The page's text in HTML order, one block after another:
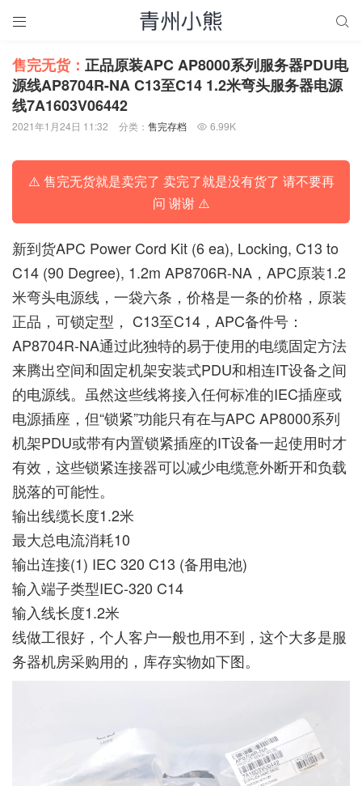
 
售完无货： 正品原装APC AP8000系列服务器PDU电
源线AP8704R-NA C13至C14 1.2米弯头服务器电源
线7A1603V06442
2021年1月24日 11:32 分类： 售完存档  6.99K
⚠️ 售完无货就是卖完了 卖完了就是没有货了 请不要再
问 谢谢 ⚠️
新到货APC Power Cord Kit (6 ea), Locking, C13 to
C14 (90 Degree), 1.2m AP8706R-NA，APC原装1.2
米弯头电源线，一袋六条，价格是一条的价格，原装
正品，可锁定型， C13至C14，APC备件号：
AP8704R-NA通过此独特的易于使用的电缆固定方法
来腾出空间和固定机架安装式PDU和相连IT设备之间
的电源线。虽然这些线将接入任何标准的IEC插座或
电源插座，但“锁紧”功能只有在与APC AP8000系列
机架PDU或带有内置锁紧插座的IT设备一起使用时才
有效，这些锁紧连接器可以减少电缆意外断开和负载
脱落的可能性。
输出线缆长度1.2米
最大总电流消耗10
输出连接(1) IEC 320 C13 (备用电池)
输入端子类型IEC-320 C14
输入线长度1.2米
线做工很好，个人客户一般也用不到，这个大多是服
务器机房采购用的，库存实物如下图。